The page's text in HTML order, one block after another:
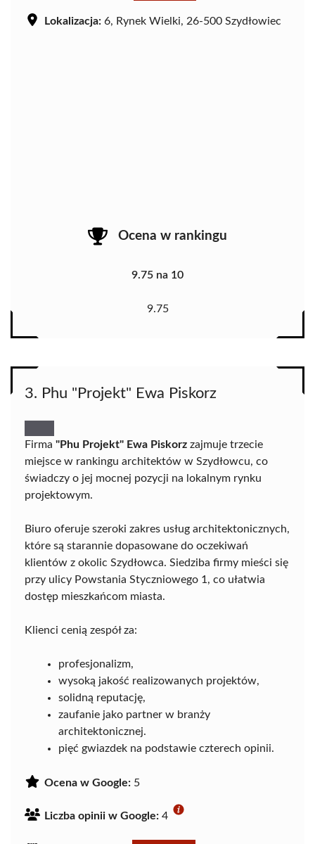
Lokalizacja: 6, Rynek Wielki, 26-500 Szydłowiec
Ocena w rankingu
9.75 na 10
9.75
3. Phu "Projekt" Ewa Piskorz
Firma "Phu Projekt" Ewa Piskorz zajmuje trzecie
miejsce w rankingu architektów w Szydłowcu, co
świadczy o jej mocnej pozycji na lokalnym rynku
projektowym.
Biuro oferuje szeroki zakres usług architektonicznych,
które są starannie dopasowane do oczekiwań
klientów z okolic Szydłowca. Siedziba firmy mieści się
przy ulicy Powstania Styczniowego 1, co ułatwia
dostęp mieszkańcom miasta.
Klienci cenią zespół za:
profesjonalizm,
wysoką jakość realizowanych projektów,
solidną reputację,
zaufanie jako partner w branży
architektonicznej.
pięć gwiazdek na podstawie czterech opinii.
Ocena w Google: 5
Liczba opinii w Google: 4